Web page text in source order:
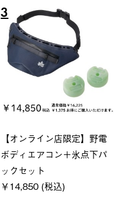
3
【オンライン店限定】野電
ボディエアコン＋氷点下パ
ックセット
￥14,850 (税込)